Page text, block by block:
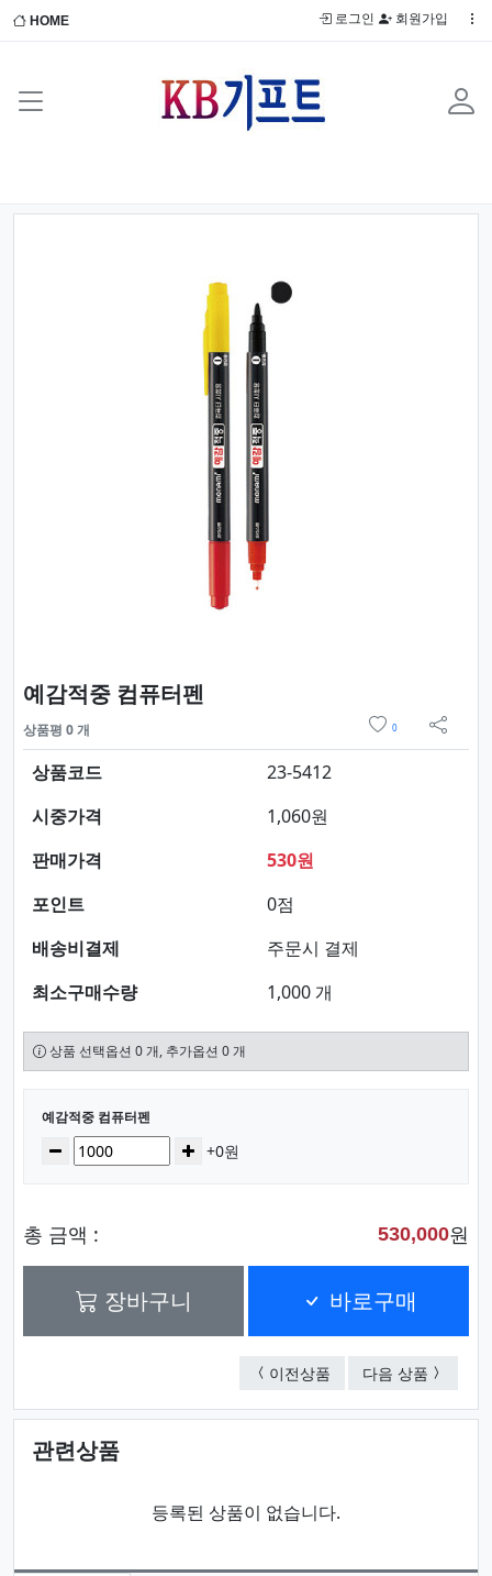
HOME 로그인 회원가입
예감적중 컴퓨터펜
상품평 0 개 0
sns 공
상품코드
23-5412
시중가격
1,060원
판매가격
530원
포인트
0점
배송비결제
주문시 결제
최소구매수량
1,000 개
상품 선택옵션 0 개, 추가옵션 0 개
선택된 옵션
예감적중 컴퓨터펜
수량감소 증가+0원
총 금액 : 530,000원
장바구니 바로구매
이전상품 필승2다음 상품 제타
관련상품
등록된 상품이 없습니다.